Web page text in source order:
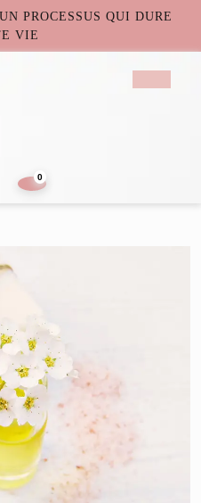
PROCESSUS QUI DURE
VIE
0